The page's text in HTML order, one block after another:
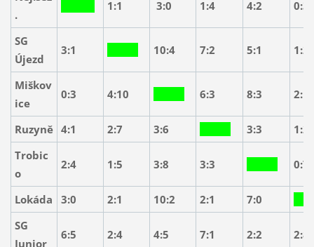
.
1:1 3:0 1:4 4:2 0:3
SG
Újezd
3:1 10:4 7:2 5:1 1:2
Miškov
ice
0:3 4:10 6:3 8:3
Ruzyně 4:1 2:7 3:6 3:3
1:2
Trobic
o
2:4 1:5 3:8 3:3 0:7
Lokáda 3:0 2:1 10:2 2:1
7:0
SG
Junior
6:5 2:4 4:5 7:1 2:2 2:8